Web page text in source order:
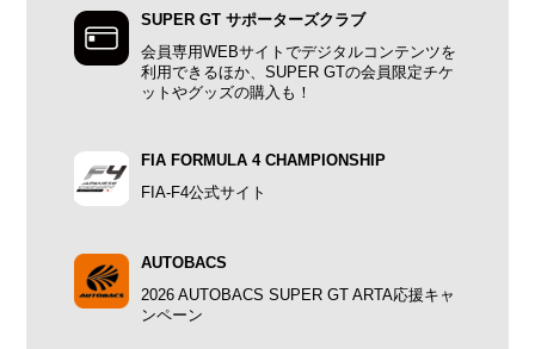
SUPER GT サポーターズクラブ
会員専用WEBサイトでデジタルコンテンツを
利用できるほか、SUPER GTの会員限定チケ
ットやグッズの購入も！
FIA FORMULA 4 CHAMPIONSHIP
FIA-F4公式サイト
AUTOBACS
2026 AUTOBACS SUPER GT ARTA応援キャ
ンペーン